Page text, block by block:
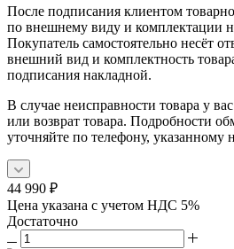
После подписания клиентом
по внешнему виду и комплектации
Покупатель самостоятельно несёт
внешний вид и комплектность
подписания накладной.
В случае неисправности товара у
или возврат товара. Подробности
уточняйте по телефону, указанному
44 990 ₽
Цена указана с учетом НДС 5%
Достаточно